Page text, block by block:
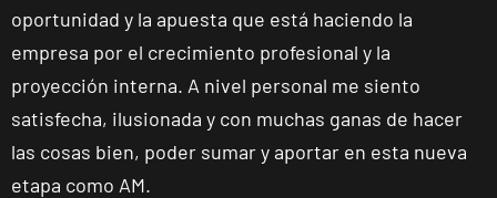
53, Málaga,
Málaga
Mallorca
Camp
oportunidad y la apuesta que está haciendo la
empresa por el crecimiento profesional y la
proyección interna. A nivel personal me siento
satisfecha, ilusionada y con muchas ganas de hacer
las cosas bien, poder sumar y aportar en esta nueva
etapa como AM.